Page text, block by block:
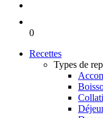
0
Recettes
Types de